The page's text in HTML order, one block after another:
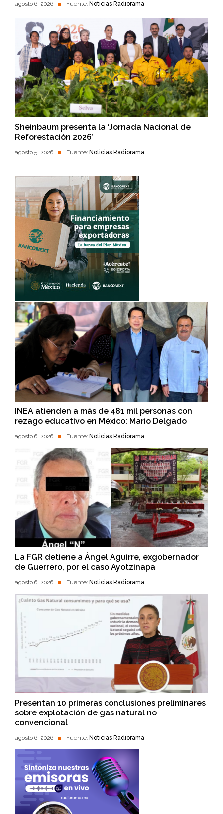
agosto 6, 2026 Fuente: Noticias Radiorama
Sheinbaum presenta la ‘Jornada Nacional de
Reforestación 2026’
agosto 5, 2026 Fuente: Noticias Radiorama
INEA atienden a más de 481 mil personas con
rezago educativo en México: Mario Delgado
agosto 6, 2026 Fuente: Noticias Radiorama
La FGR detiene a Ángel Aguirre, exgobernador
de Guerrero, por el caso Ayotzinapa
agosto 6, 2026 Fuente: Noticias Radiorama
Presentan 10 primeras conclusiones preliminares
sobre explotación de gas natural no
convencional
agosto 6, 2026 Fuente: Noticias Radiorama